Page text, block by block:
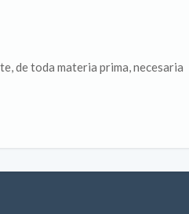
de toda materia prima, necesaria